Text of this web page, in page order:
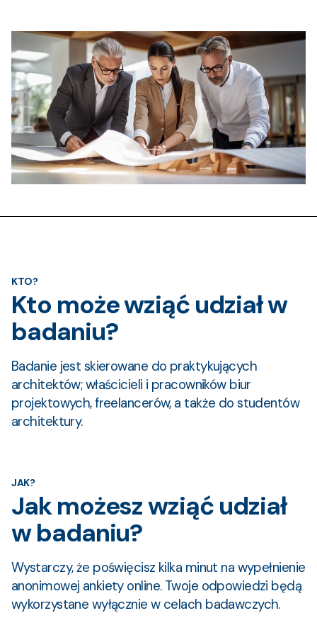
KTO?
Kto może wziąć udział w
badaniu?
Badanie jest skierowane do praktykujących
architektów; właścicieli i pracowników biur
projektowych, freelancerów, a także do studentów
architektury.
JAK?
Jak możesz wziąć udział
w badaniu?
Wystarczy, że poświęcisz kilka minut na wypełnienie
anonimowej ankiety online. Twoje odpowiedzi będą
wykorzystane wyłącznie w celach badawczych.